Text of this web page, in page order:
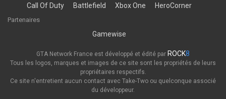
Call Of Duty
Battlefield Xbox One HeroCorner
Partenaires
Gamewise
GTA Network France est développé et édité par ROCK8
Tous les logos, marques et images de ce site sont les propriétés de leurs
propriétaires respectifs.
Ce site n'entretient aucun contact avec Take-Two ou quelconque associé
du développeur.